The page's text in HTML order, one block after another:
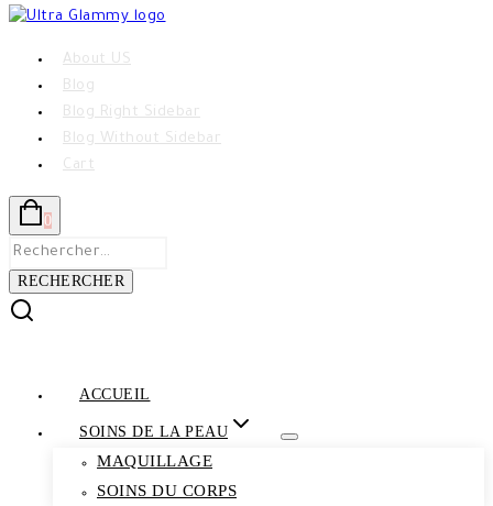
About US
Blog
Blog Right Sidebar
Blog Without Sidebar
Cart
0
Rechercher :
ACCUEIL
SOINS DE LA PEAU
MAQUILLAGE
SOINS DU CORPS